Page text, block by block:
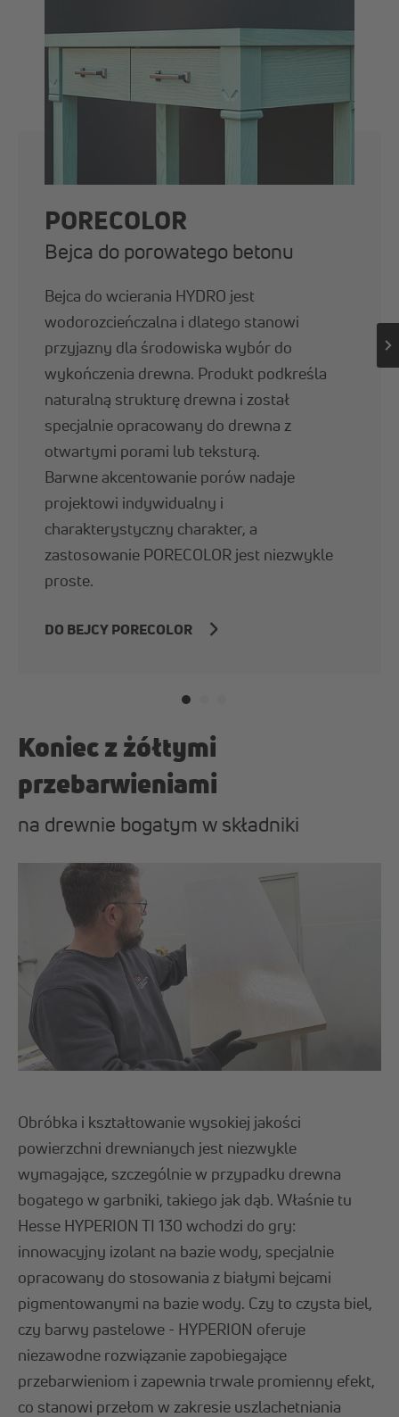
PORECOLOR
Bejca do porowatego betonu
Bejca do wcierania HYDRO jest
wodorozcieńczalna i dlatego stanowi
przyjazny dla środowiska wybór do
wykończenia drewna. Produkt podkreśla
naturalną strukturę drewna i został
specjalnie opracowany do drewna z
otwartymi porami lub teksturą.
Barwne akcentowanie porów nadaje
projektowi indywidualny i
charakterystyczny charakter, a
zastosowanie PORECOLOR jest niezwykle
proste.
DO BEJCY PORECOLOR
Koniec z żółtymi
przebarwieniami
na drewnie bogatym w składniki
Obróbka i kształtowanie wysokiej jakości
powierzchni drewnianych jest niezwykle
wymagające, szczególnie w przypadku drewna
bogatego w garbniki, takiego jak dąb. Właśnie tu
Hesse HYPERION TI 130 wchodzi do gry:
innowacyjny izolant na bazie wody, specjalnie
opracowany do stosowania z białymi bejcami
pigmentowanymi na bazie wody. Czy to czysta biel,
czy barwy pastelowe - HYPERION oferuje
niezawodne rozwiązanie zapobiegające
przebarwieniom i zapewnia trwale promienny efekt,
co stanowi przełom w zakresie uszlachetniania